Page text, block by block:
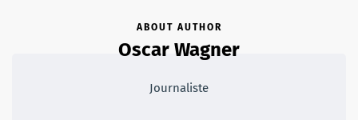
ABOUT AUTHOR
Oscar Wagner
Journaliste